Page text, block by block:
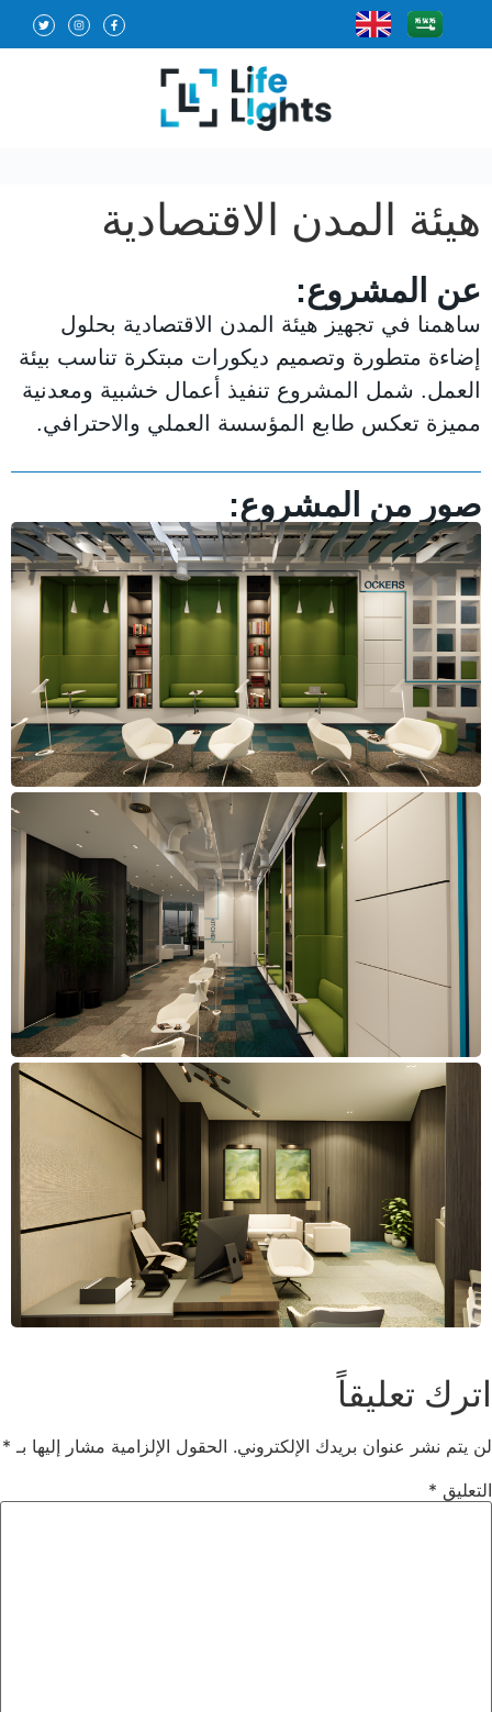
هيئة المدن الاقتصادية
عن المشروع:
ساهمنا في تجهيز هيئة المدن الاقتصادية بحلول
إضاءة متطورة وتصميم ديكورات مبتكرة تناسب بيئة
العمل. شمل المشروع تنفيذ أعمال خشبية ومعدنية
مميزة تعكس طابع المؤسسة العملي والاحترافي.
صور من المشروع:
اترك تعليقاً
لن يتم نشر عنوان بريدك الإلكتروني. الحقول الإلزامية مشار إليها بـ *
التعليق *